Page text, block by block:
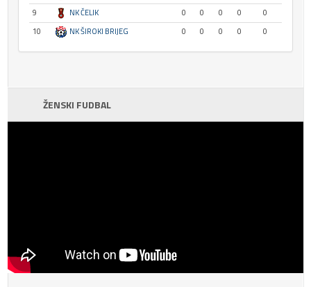
9
NK ČELIK 0 0 0 0
0
10
NK ŠIROKI BRIJEG 0 0 0 0 0
ŽENSKI FUDBAL